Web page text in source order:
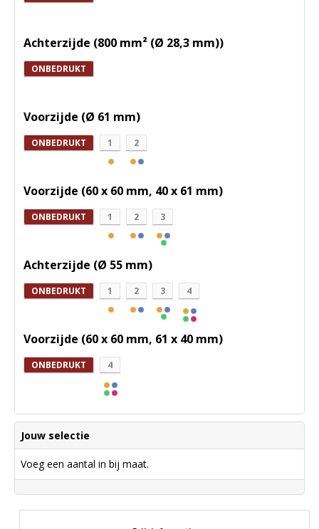
Achterzijde (800 mm² (Ø 28,3 mm))
ONBEDRUKT
Voorzijde (Ø 61 mm)
ONBEDRUKT 1 2
Voorzijde (60 x 60 mm, 40 x 61 mm)
ONBEDRUKT 1 2 3
Achterzijde (Ø 55 mm)
ONBEDRUKT 1 2 3 4
Voorzijde (60 x 60 mm, 61 x 40 mm)
ONBEDRUKT 4
Jouw selectie
Voeg een aantal in bij maat.